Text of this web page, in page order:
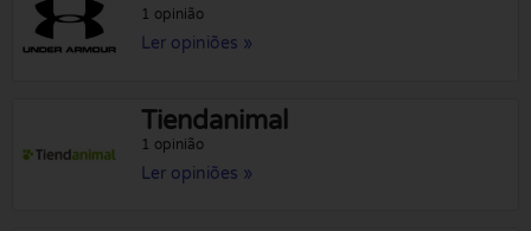
1 opinião
Ler opiniões »
Tiendanimal
1 opinião
Ler opiniões »